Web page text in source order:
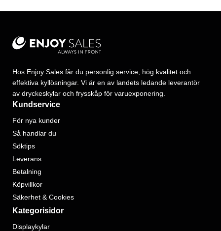
Hos Enjoy Sales får du personlig service, hög kvalitet och
effektiva kyllösningar. Vi är en av landets ledande leverantör
av dryckeskylar och frysskåp för varuexponering.
Kundservice
För nya kunder
Så handlar du
Söktips
Leverans
Betalning
Köpvillkor
Säkerhet & Cookies
Kategorisidor
Displaykylar